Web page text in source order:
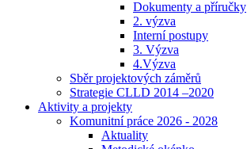
Dokumenty a příručky
2. výzva
Interní postupy
3. Výzva
4.Výzva
Sběr projektových záměrů
Strategie CLLD 2014 –2020
Aktivity a projekty
Komunitní práce 2026 - 2028
Aktuality